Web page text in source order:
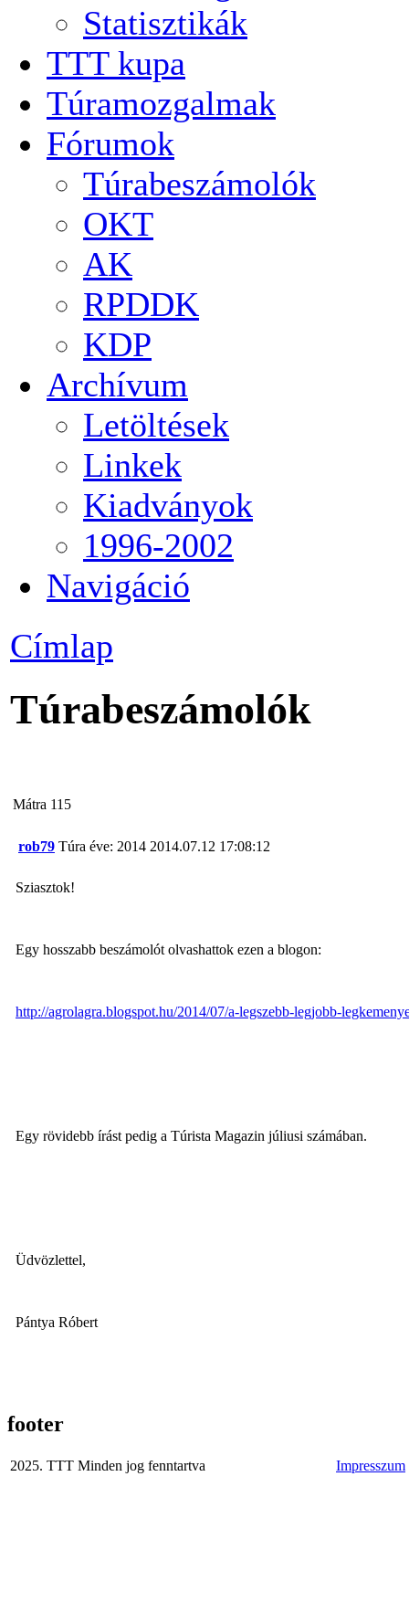
Statisztikák
TTT kupa
Túramozgalmak
Fórumok
Túrabeszámolók
OKT
AK
RPDDK
KDP
Archívum
Letöltések
Linkek
Kiadványok
1996-2002
Navigáció
Címlap
Túrabeszámolók
Mátra 115
rob79 Túra éve: 2014 2014.07.12 17:08:12
Sziasztok!
Egy hosszabb beszámolót olvashattok ezen a blogon:
http://agrolagra.blogspot.hu/2014/07/a-legszebb-legjobb-
Egy rövidebb írást pedig a Túrista Magazin júliusi számában.
Üdvözlettel,
Pántya Róbert
footer
2025. TTT Minden jog fenntartva Impresszum